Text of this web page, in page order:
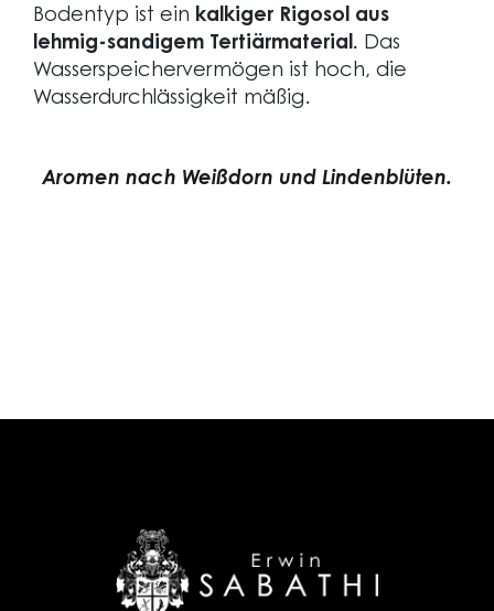
Bodentyp ist ein kalkiger Rigosol aus
lehmig-sandigem Tertiärmaterial. Das
Wasserspeichervermögen ist hoch, die
Wasserdurchlässigkeit mäßig.
Aromen nach Weißdorn und Lindenblüten.